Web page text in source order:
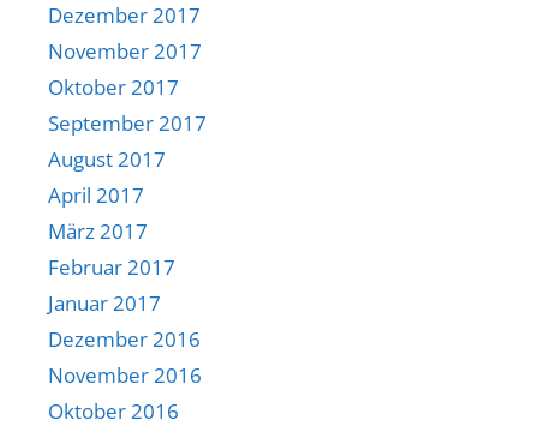
Dezember 2017
November 2017
Oktober 2017
September 2017
August 2017
April 2017
März 2017
Februar 2017
Januar 2017
Dezember 2016
November 2016
Oktober 2016